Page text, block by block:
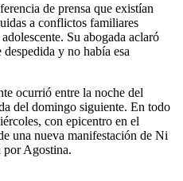
de prensa que existían
a conflictos familiares
Su abogada aclaró
y no había esa
ocurrió entre la noche del
del domingo siguiente. En todo
con epicentro en el
una nueva manifestación de Ni
por Agostina.